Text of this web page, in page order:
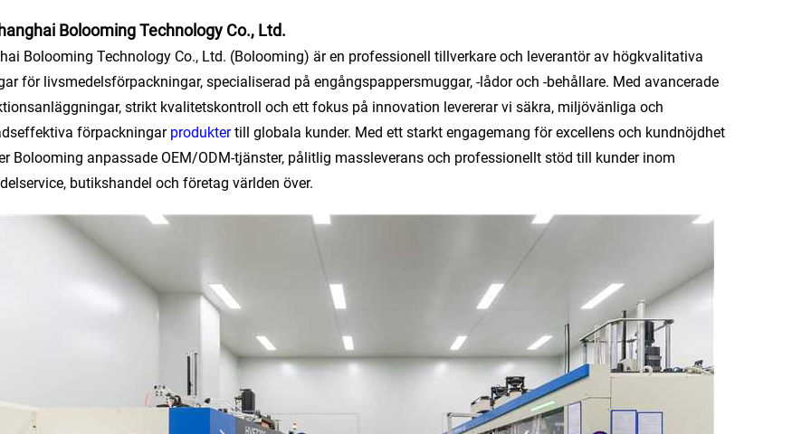
Bolooming Technology Co., Ltd.
Bolooming Technology Co., Ltd. (Bolooming) är en professionell tillverkare och leverantör av högkvalitativa
för livsmedelsförpackningar, specialiserad på engångspappersmuggar, -lådor och -behållare. Med avancerade
strikt kvalitetskontroll och ett fokus på innovation levererar vi säkra, miljövänliga och
förpackningar produktertill globala kunder. Med ett starkt engagemang för excellens och kundnöjdhet
Bolooming anpassade OEM/ODM-tjänster, pålitlig massleverans och professionellt stöd till kunder inom
butikshandel och företag världen över.